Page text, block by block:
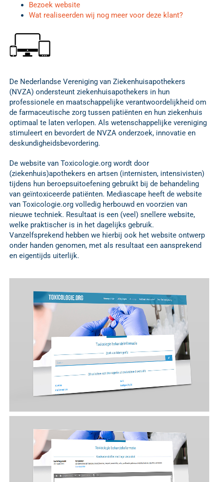
Bezoek website
Wat realiseerden wij nog meer voor deze klant?
De Nederlandse Vereniging van Ziekenhuisapothekers
(NVZA) ondersteunt ziekenhuisapothekers in hun
professionele en maatschappelijke verantwoordelijkheid om
de farmaceutische zorg tussen patiënten en hun ziekenhuis
optimaal te laten verlopen. Als wetenschappelijke vereniging
stimuleert en bevordert de NVZA onderzoek, innovatie en
deskundigheidsbevordering.
De website van Toxicologie.org wordt door
(ziekenhuis)apothekers en artsen (internisten, intensivisten)
tijdens hun beroepsuitoefening gebruikt bij de behandeling
van geïntoxiceerde patiënten. Mediascape heeft de website
van Toxicologie.org volledig herbouwd en voorzien van
nieuwe techniek. Resultaat is een (veel) snellere website,
welke praktischer is in het dagelijks gebruik.
Vanzelfsprekend hebben we hierbij ook het website ontwerp
onder handen genomen, met als resultaat een aansprekend
en eigentijds uiterlijk.